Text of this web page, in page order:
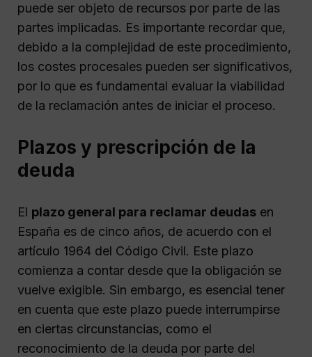
puede ser objeto de recursos por parte de las
partes implicadas. Es importante recordar que,
debido a la complejidad de este procedimiento,
los costes procesales pueden ser significativos,
por lo que es fundamental evaluar la viabilidad
de la reclamación antes de iniciar el proceso.
Plazos y prescripción de la
deuda
El plazo general para reclamar deudas en
España es de cinco años, de acuerdo con el
artículo 1964 del Código Civil. Este plazo
comienza a contar desde que la obligación se
vuelve exigible. Sin embargo, es esencial tener
en cuenta que este plazo puede interrumpirse
en ciertas circunstancias, como el
reconocimiento de la deuda por parte del